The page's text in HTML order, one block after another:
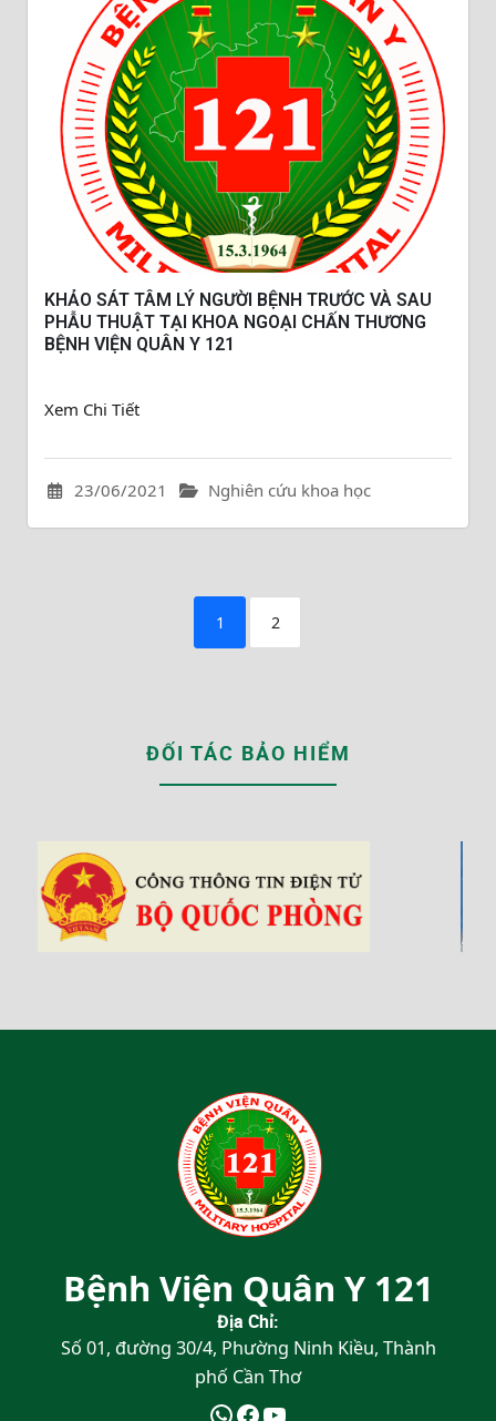
KHẢO SÁT TÂM LÝ NGƯỜI BỆNH TRƯỚC VÀ SAU
PHẪU THUẬT TẠI KHOA NGOẠI CHẤN THƯƠNG
BỆNH VIỆN QUÂN Y 121
23/06/2021 Nghiên cứu khoa học
Xem Chi Tiết
1 2
ĐỐI TÁC BẢO HIỂM
Bệnh Viện Quân Y 121
Địa Chỉ:
Số 01, đường 30/4, Phường Ninh Kiều, Thành
phố Cần Thơ